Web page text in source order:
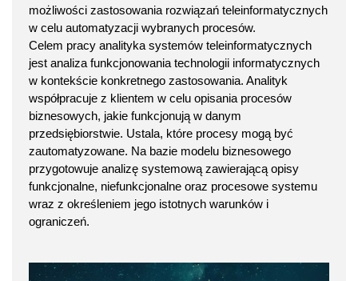
możliwości zastosowania rozwiązań teleinformatycznych
w celu automatyzacji wybranych procesów.
Celem pracy analityka systemów teleinformatycznych
jest analiza funkcjonowania technologii informatycznych
w kontekście konkretnego zastosowania. Analityk
współpracuje z klientem w celu opisania procesów
biznesowych, jakie funkcjonują w danym
przedsiębiorstwie. Ustala, które procesy mogą być
zautomatyzowane. Na bazie modelu biznesowego
przygotowuje analizę systemową zawierającą opisy
funkcjonalne, niefunkcjonalne oraz procesowe systemu
wraz z określeniem jego istotnych warunków i
ograniczeń.